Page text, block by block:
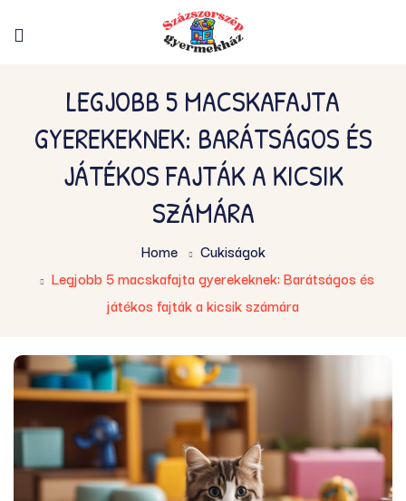
LEGJOBB 5 MACSKAFAJTA
GYEREKEKNEK: BARÁTSÁGOS ÉS
JÁTÉKOS FAJTÁK A KICSIK
SZÁMÁRA
Home
Cukiságok
Legjobb 5 macskafajta gyerekeknek: Barátságos és
játékos fajták a kicsik számára